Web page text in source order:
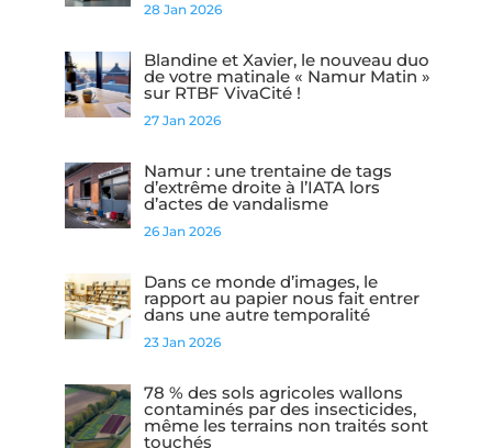
28 Jan 2026
Blandine et Xavier, le nouveau duo
de votre matinale « Namur Matin »
sur RTBF VivaCité !
27 Jan 2026
Namur : une trentaine de tags
d’extrême droite à l’IATA lors
d’actes de vandalisme
26 Jan 2026
Dans ce monde d’images, le
rapport au papier nous fait entrer
dans une autre temporalité
23 Jan 2026
78 % des sols agricoles wallons
contaminés par des insecticides,
même les terrains non traités sont
touchés